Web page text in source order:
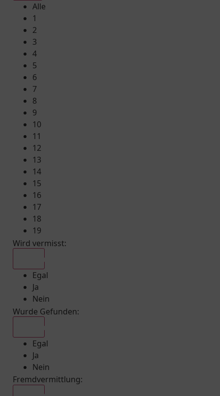
Alle
1
2
3
4
5
6
7
8
9
10
11
12
13
14
15
16
17
18
19
Wird vermisst:
Egal
Ja
Nein
Wurde Gefunden:
Egal
Ja
Nein
Fremdvermittlung: